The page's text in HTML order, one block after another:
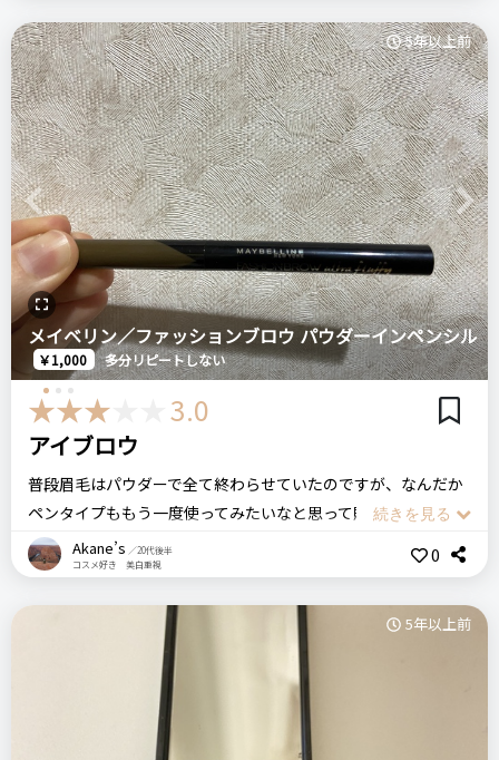
600円 Q10
イニスフリー ペンシル 韓国コスメ アイブロウ
＼ショップで商品を探す／
ステマっぽい 0
コメント（0 件）
ログイン
良いところ
柔らかい書き味なので優しい力でさっと書けるところ
悪いところ（残念）
特になし。不便なく使用できています。
注意点
色が何色かあります。
おすすめする人・おすすめしない人
おすすめする人：ミニサイズで持ち運びをしたい人
おすすめしない人：ペンシルタイプが苦手な人
比較したもの・こちらを選んだ理由
KATEなど他社のパレットタイプのアイブローも使用したこと
がありますが、たまたま出会ったペンシルタイプが描きやすく
簡単であったためこちらに惹かれました。今後とも使用したい
と思います。
だとこういうことはないと思うのですが、ペンタイプは買った
ら継続的に使ってあげないといけないんだなって学びました。
先を削ったらしったり色がのってくれるし、アイブローがすご
い柔らかめでさっと描くだけで色がのってくれます。
ただ、化粧水とかで肌ケアしてすぐに描くと水分とくっついて
変な色になってしまいます。だからパウダーで眉毛周辺をふわ
っとさせてからぬるようにしています。
描きやすいし、落ちにくいし値段以上ではないでしょうか。た
だ眉尻にはこちらはいいですが、眉毛全体をこちらで完成する
のは私には難しいので、眉頭はパウダーを使って眉尻はこちら
を使っています。
INTEGRATE インテグレート
くり出しアイブロー
リピート回数・頻度
はじめて
次回のリピート予定
太さが調整しやすい
Previous Next
5年以上前
メイベリン／ファッションブロウ パウダーインペンシル
￥1,000 多分リピートしない
3.0
アイブロウ
普段眉毛はパウダーで全て終わらせていたのですが、なんだか
ペンタイプももう一度使ってみたいなと思って購入しました。
パウダータイプとは違う描きやすさはあるし、一本一本はえて
るようにかけてるし、生えてないところに書き足すこともやり
こちらのペンタイプは汗や水で落ちにくいということでこちら
を選びましたが、たしかに落ちにくいのは落ちにくい。
ただ、結構眉毛書きました感がでてしまう。眉毛は自然な感じ
が好みなのですが…
良い点としては、ペンの先でしょうか。三角面になっていて細
Akane’s ／20代後半
コスメ好き 美白重視
0
5年以上前